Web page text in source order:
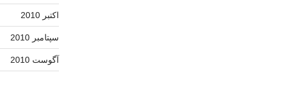
اکتبر 2010
سپتامبر 2010
آگوست 2010